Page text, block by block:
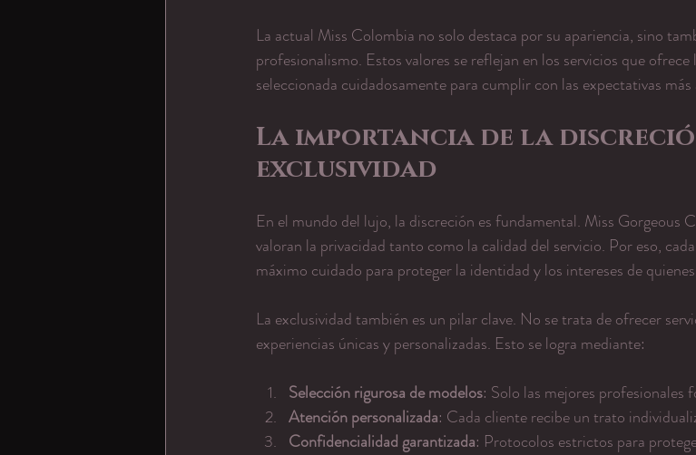
La actual Miss Colombia no solo destaca por su apariencia, sino
profesionalismo. Estos valores se reflejan en los servicios que ofrece
seleccionada cuidadosamente para cumplir con las expectativas más
La importancia de la
exclusividad
En el mundo del lujo, la discreción es fundamental. Miss Gorgeous
valoran la privacidad tanto como la calidad del servicio. Por eso,
máximo cuidado para proteger la identidad y los intereses de
La exclusividad también es un pilar clave. No se trata de ofrecer
experiencias únicas y personalizadas. Esto se logra mediante:
Selección rigurosa de modelos: Solo las mejores profesionales
Atención personalizada: Cada cliente recibe un trato
Confidencialidad garantizada: Protocolos estrictos para